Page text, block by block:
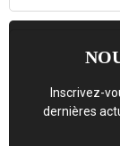
Inscrivez-
dernières